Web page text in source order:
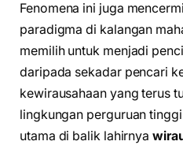
Fenomena ini juga
paradigma di kalangan
memilih untuk menjadi
daripada sekadar pencari
kewirausahaan yang terus
lingkungan perguruan
utama di balik lahirnya